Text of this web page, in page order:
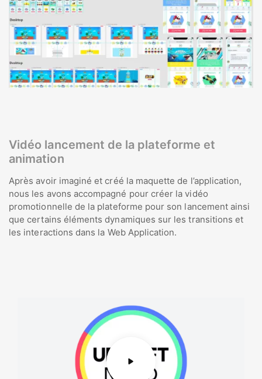
Vidéo lancement de la plateforme et
animation
Après avoir imaginé et créé la maquette de l’application,
nous les avons accompagné pour créer la vidéo
promotionnelle de la plateforme pour son lancement ainsi
que certains éléments dynamiques sur les transitions et
les interactions dans la Web Application.